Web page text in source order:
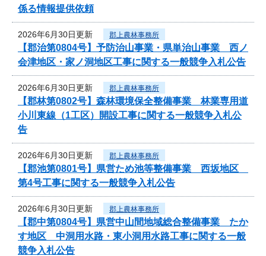
係る情報提供依頼
2026年6月30日更新 郡上農林事務所
【郡治第0804号】予防治山事業・県単治山事業 西ノ
会津地区・家ノ洞地区工事に関する一般競争入札公告
2026年6月30日更新 郡上農林事務所
【郡林第0802号】森林環境保全整備事業 林業専用道
小川東線（1工区）開設工事に関する一般競争入札公
告
2026年6月30日更新 郡上農林事務所
【郡池第0801号】県営ため池等整備事業 西坂地区
第4号工事に関する一般競争入札公告
2026年6月30日更新 郡上農林事務所
【郡中第0804号】県営中山間地域総合整備事業 たか
す地区 中洞用水路・東小洞用水路工事に関する一般
競争入札公告